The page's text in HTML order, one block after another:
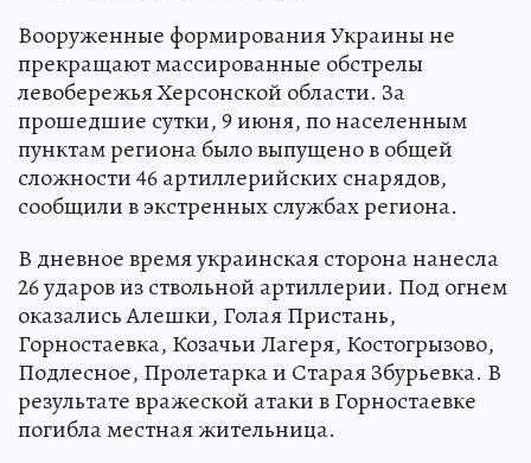
Вооруженные формирования Украины не
прекращают массированные обстрелы
левобережья Херсонской области. За
прошедшие сутки, 9 июня, по населенным
пунктам региона было выпущено в общей
сложности 46 артиллерийских снарядов,
сообщили в экстренных службах региона.
В дневное время украинская сторона нанесла
26 ударов из ствольной артиллерии. Под огнем
оказались Алешки, Голая Пристань,
Горностаевка, Козачьи Лагеря, Костогрызово,
Подлесное, Пролетарка и Старая Збурьевка. В
результате вражеской атаки в Горностаевке
погибла местная жительница.